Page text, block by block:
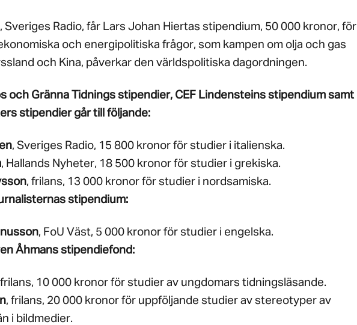
, Sveriges Radio, får Lars Johan Hiertas stipendium, 50 000 kronor, för
och energipolitiska frågor, som kampen om olja och gas
och Kina, påverkar den världspolitiska dagordningen.
och Gränna Tidnings stipendier, CEF Lindensteins stipendium samt
stipendier går till följande:
, Sveriges Radio, 15 800 kronor för studier i italienska.
, Hallands Nyheter, 18 500 kronor för studier i grekiska.
, frilans, 13 000 kronor för studier i nordsamiska.
stipendium:
, FoU Väst, 5 000 kronor för studier i engelska.
Åhmans stipendiefond:
frilans, 10 000 kronor för studier av ungdomars tidningsläsande.
, frilans, 20 000 kronor för uppföljande studier av stereotyper av
i bildmedier.